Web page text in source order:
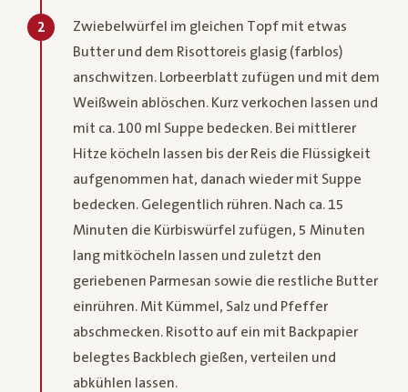
2
Zwiebelwürfel im gleichen Topf mit etwas
Butter und dem Risottoreis glasig (farblos)
anschwitzen. Lorbeerblatt zufügen und mit dem
Weißwein ablöschen. Kurz verkochen lassen und
mit ca. 100 ml Suppe bedecken. Bei mittlerer
Hitze köcheln lassen bis der Reis die Flüssigkeit
aufgenommen hat, danach wieder mit Suppe
bedecken. Gelegentlich rühren. Nach ca. 15
Minuten die Kürbiswürfel zufügen, 5 Minuten
lang mitköcheln lassen und zuletzt den
geriebenen Parmesan sowie die restliche Butter
einrühren. Mit Kümmel, Salz und Pfeffer
abschmecken. Risotto auf ein mit Backpapier
belegtes Backblech gießen, verteilen und
abkühlen lassen.